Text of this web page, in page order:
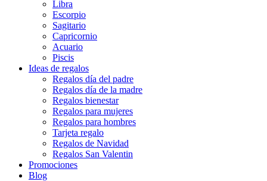
Libra
Escorpio
Sagitario
Capricornio
Acuario
Piscis
Ideas de regalos
Regalos día del padre
Regalos día de la madre
Regalos bienestar
Regalos para mujeres
Regalos para hombres
Tarjeta regalo
Regalos de Navidad
Regalos San Valentin
Promociones
Blog